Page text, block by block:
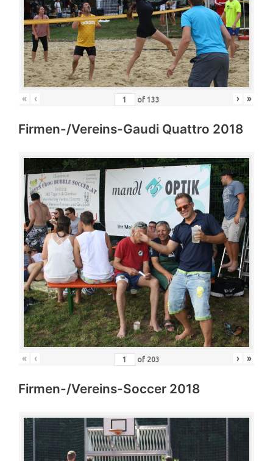
« ‹ of 133 › »
Firmen-/Vereins-Gaudi Quattro 2018
« ‹ of 203 › »
Firmen-/Vereins-Soccer 2018